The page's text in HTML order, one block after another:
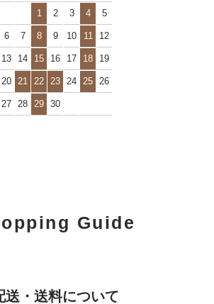
1 2 3 4 5
6 7 8 9 10 11 12
13 14 15 16 17 18 19
20 21 22 23 24 25 26
27 28 29 30
Guide
送・送料について